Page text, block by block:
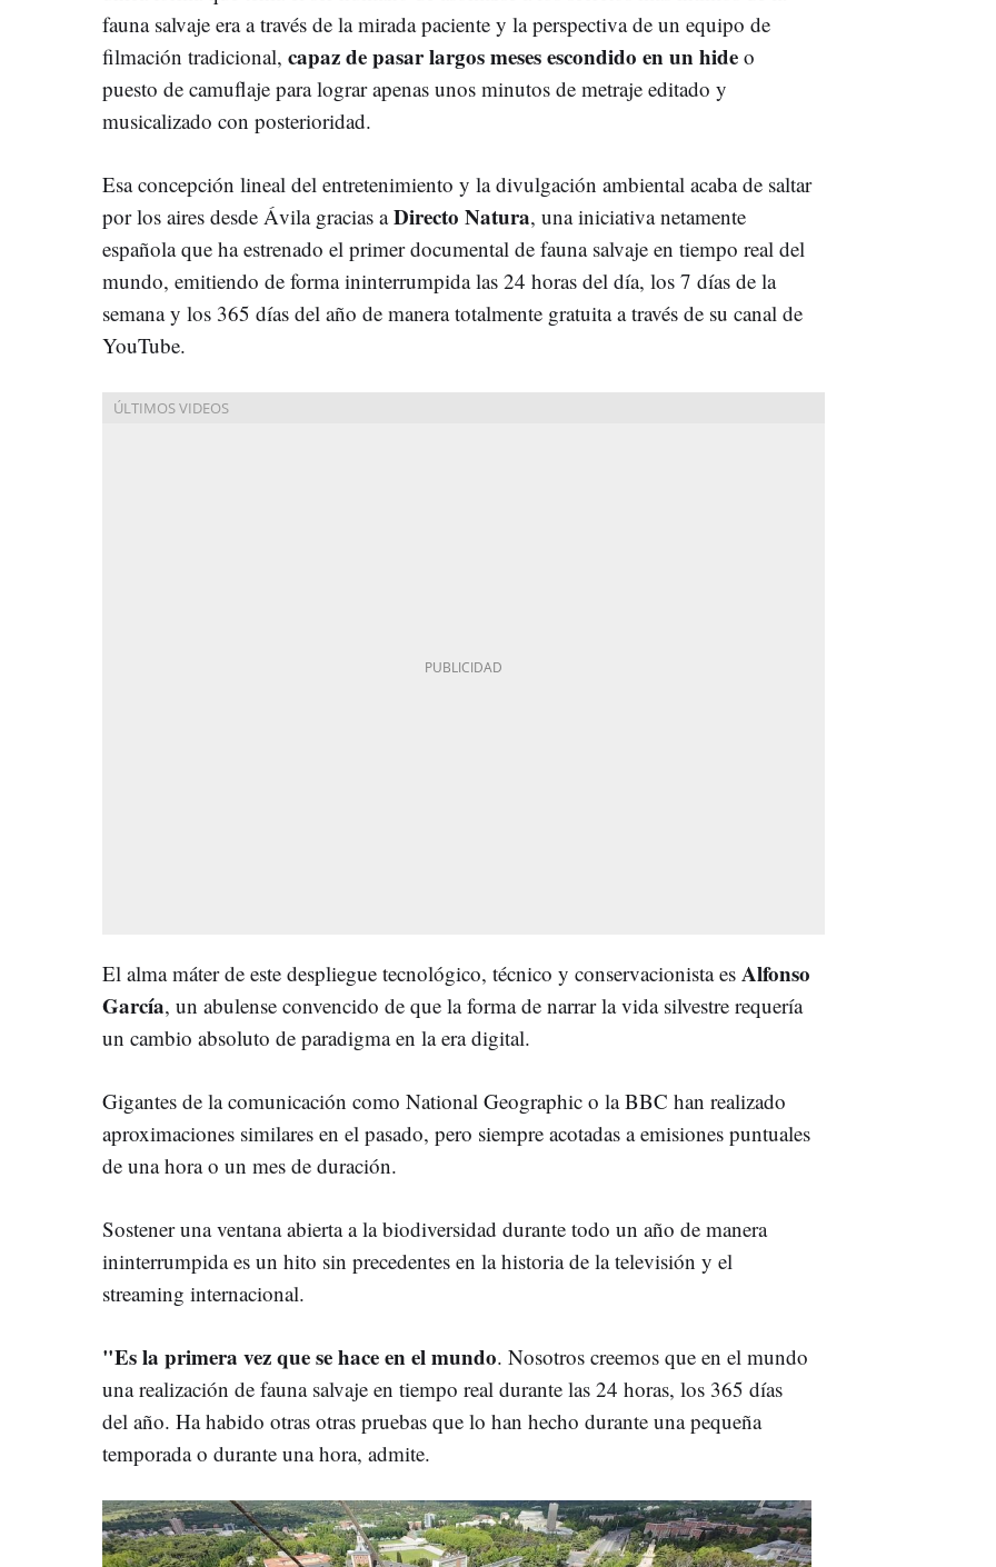
fauna salvaje era a través de la mirada paciente y la perspectiva de un equipo de
filmación tradicional, capaz de pasar largos meses escondido en un hide o
puesto de camuflaje para lograr apenas unos minutos de metraje editado y
musicalizado con posterioridad.
Esa concepción lineal del entretenimiento y la divulgación ambiental acaba de saltar
por los aires desde Ávila gracias aDirecto Natura, una iniciativa netamente
española que ha estrenado el primer documental de fauna salvaje en tiempo real del
mundo, emitiendo de forma ininterrumpida las 24 horas del día, los 7 días de la
semana y los 365 días del año de manera totalmente gratuita a través de su canal de
YouTube.
El alma máter de este despliegue tecnológico, técnico y conservacionista es Alfonso
García, un abulense convencido de que la forma de narrar la vida silvestre requería
un cambio absoluto de paradigma en la era digital.
Gigantes de la comunicación como National Geographic o la BBC han realizado
aproximaciones similares en el pasado, pero siempre acotadas a emisiones puntuales
de una hora o un mes de duración.
Sostener una ventana abierta a la biodiversidad durante todo un año de manera
ininterrumpida es un hito sin precedentes en la historia de la televisión y el
streaming internacional.
"Es la primera vez que se hace en el mundo. Nosotros creemos que en el mundo
una realización de fauna salvaje en tiempo real durante las 24 horas, los 365 días
del año. Ha habido otras otras pruebas que lo han hecho durante una pequeña
temporada o durante una hora, admite.